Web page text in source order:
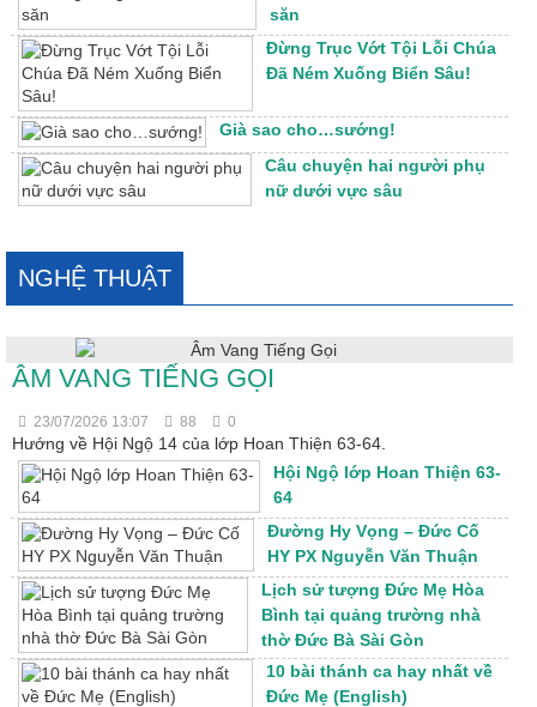
săn
Đừng Trục Vớt Tội Lỗi Chúa
Đã Ném Xuống Biển Sâu!
Già sao cho…sướng!
Câu chuyện hai người phụ
nữ dưới vực sâu
NGHỆ THUẬT
ÂM VANG TIẾNG GỌI
23/07/2026 13:07 88 0
Hướng về Hội Ngộ 14 của lớp Hoan Thiện 63-64.
Hội Ngộ lớp Hoan Thiện 63-
64
Đường Hy Vọng – Đức Cố
HY PX Nguyễn Văn Thuận
Lịch sử tượng Đức Mẹ Hòa
Bình tại quảng trường nhà
thờ Đức Bà Sài Gòn
10 bài thánh ca hay nhất về
Đức Mẹ (English)